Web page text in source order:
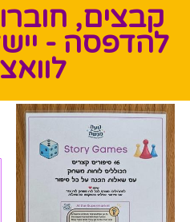
קבצים,
להדפסה -